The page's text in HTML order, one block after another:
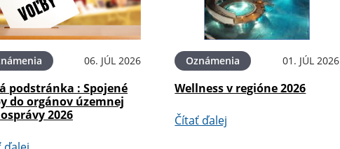
06. JÚL 2026
podstránka : Spojené
do orgánov územnej
2026
Oznámenia 01. JÚL 2026
Wellness v regióne 2026
Čítať ďalej